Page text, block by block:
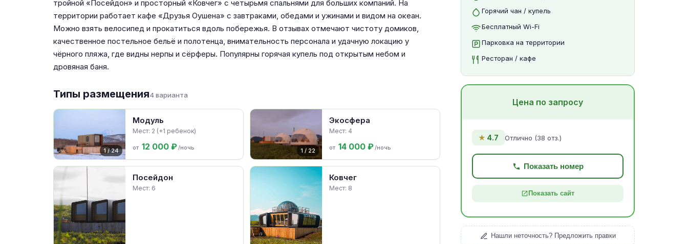
тройной «Посейдон» и просторный «Ковчег» с четырьмя спальнями для больших компаний. На
территории работает кафе «Друзья Оушена» с завтраками, обедами и ужинами и видом на океан.
Можно взять велосипед и прокатиться вдоль побережья. В отзывах отмечают чистоту домиков,
качественное постельное бельё и полотенца, внимательность персонала и удачную локацию у
чёрного пляжа, где видны нерпы и сёрферы. Популярны горячая купель под открытым небом и
дровяная баня.
Типы размещения4 варианта
1 / 24
Модуль
Мест: 2 (+1 ребенок)
от 12 000 ₽/ночь 1 / 22
Экосфера
Мест: 4
от 14 000 ₽/ночь
Посейдон
Мест: 6
Ковчег
Мест: 8
Горячий чан / купель
Бесплатный Wi-Fi
Парковка на территории
Ресторан / кафе
Цена по запросу
★ 4.7 Отлично (38 отз.)
Показать номер
Показать сайт
Нашли неточность? Предложить правки